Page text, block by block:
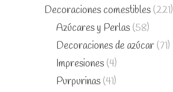
Decoraciones comestibles (221)
Azúcares y Perlas (58)
Decoraciones de azúcar (71)
Impresiones (4)
Purpurinas (41)